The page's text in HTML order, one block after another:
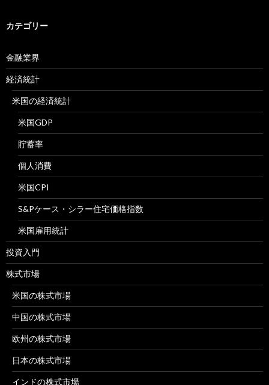
カテゴリー
金融業界
経済統計
米国の経済統計
米国GDP
貯蓄率
個人消費
米国CPI
S&Pケース・シラー住宅価格指数
米国雇用統計
投資入門
株式市場
米国の株式市場
中国の株式市場
欧州の株式市場
日本の株式市場
インドの株式市場